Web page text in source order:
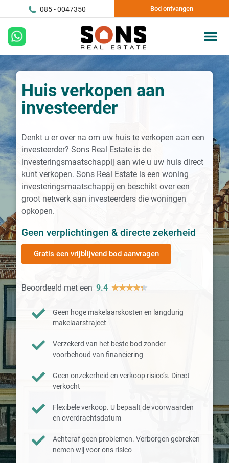
085 - 0047350 Bod ontvangen
Huis verkopen aan
investeerder
Denkt u er over na om uw huis te verkopen aan een
investeerder? Sons Real Estate is de
investeringsmaatschappij aan wie u uw huis direct
kunt verkopen. Sons Real Estate is een woning
investeringsmaatschappij en beschikt over een
groot netwerk aan investeerders die woningen
opkopen.
Geen verplichtingen & directe zekerheid
Gratis een vrijblijvend bod aanvragen
Beoordeeld met een 9.4 ★★★★★
Geen hoge makelaarskosten en langdurig
makelaarstraject
Verzekerd van het beste bod zonder
voorbehoud van financiering
Geen onzekerheid en verkoop risico’s. Direct
verkocht
Flexibele verkoop. U bepaalt de voorwaarden
en overdrachtsdatum
Achteraf geen problemen. Verborgen gebreken
nemen wij voor ons risico